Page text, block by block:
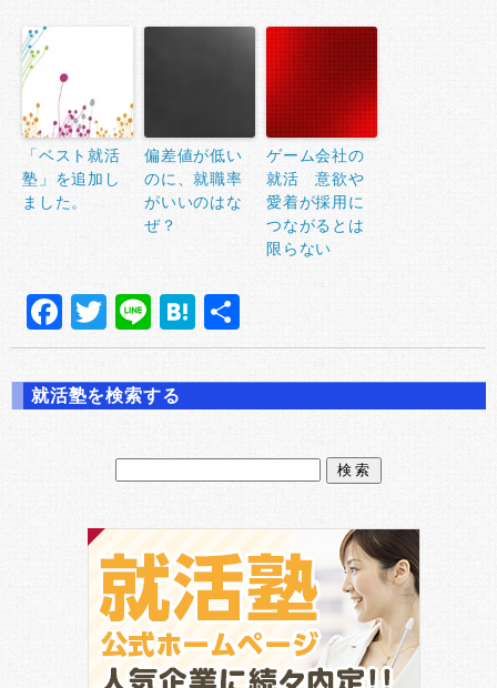
「ベスト就活
塾」を追加し
ました。
偏差値が低い
のに、就職率
がいいのはな
ぜ？
ゲーム会社の
就活 意欲や
愛着が採用に
つながるとは
限らない
F
a
c
e
T
w
it
te
r
Li
n
e
H
at
e
n
a
有
就活塾を検索する